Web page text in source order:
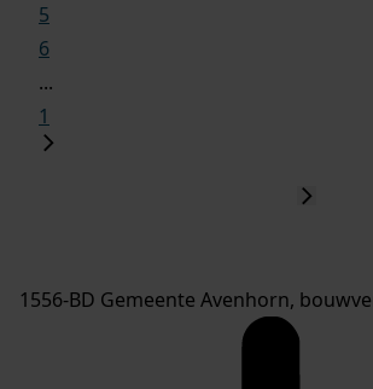
5
6
...
1
1556-BD Gemeente Avenhorn,